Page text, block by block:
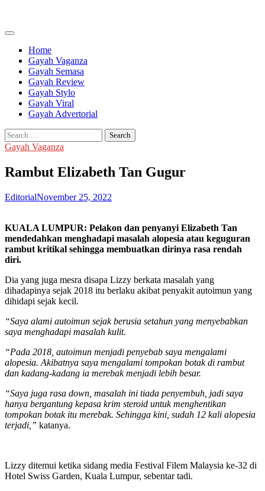
content
Home
Gayah Vaganza
Gayah Semasa
Gayah Review
Gayah Stylo
Gayah Viral
Gayah Advertorial
Search
for:
Gayah Vaganza
Rambut Elizabeth Tan Gugur
EditorialNovember 25, 2022
KUALA LUMPUR: Pelakon dan penyanyi Elizabeth Tan
mendedahkan menghadapi masalah alopesia atau keguguran
rambut kritikal sehingga membuatkan dirinya rasa rendah
diri.
Dia yang juga mesra disapa Lizzy berkata masalah yang
dihadapinya sejak 2018 itu berlaku akibat penyakit autoimun yang
dihidapi sejak kecil.
“Saya alami autoimun sejak berusia setahun yang menyebabkan
saya menghadapi masalah kulit.
“Pada 2018, autoimun menjadi penyebab saya mengalami
alopesia. Akibatnya saya mengalami tompokan botak di rambut
dan kadang-kadang ia merebak menjadi lebih besar.
“Saya juga rasa down, masalah ini tiada penyembuh, jadi saya
hanya bergantung kepasa krim steroid untuk menghentikan
tompokan botak itu merebak. Sehingga kini, sudah 12 kali alopesia
terjadi,” katanya.
Lizzy ditemui ketika sidang media Festival Filem Malaysia ke-32 di
Hotel Swiss Garden, Kuala Lumpur, sebentar tadi.